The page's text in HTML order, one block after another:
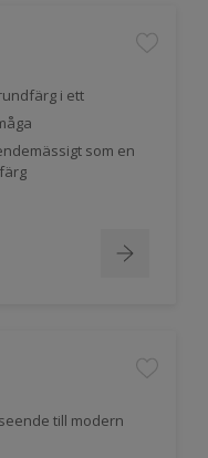
i ett
som en
till modern